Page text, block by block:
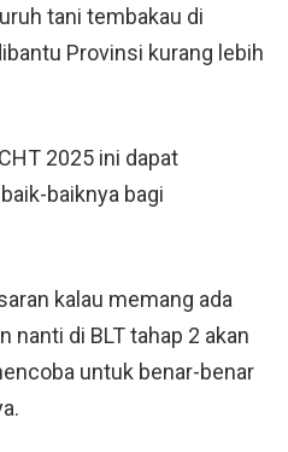
tani tembakau di
Provinsi kurang lebih
2025 ini dapat
baiknya bagi
kalau memang ada
nanti di BLT tahap 2 akan
untuk benar-benar